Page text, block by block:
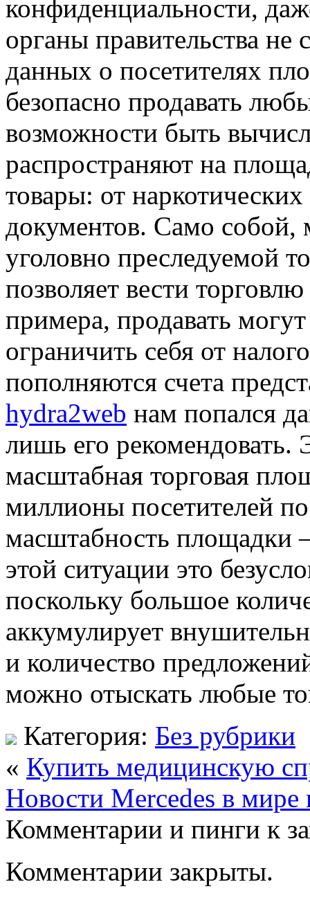
конфиденциальности,
органы правительства
данных о посетителях
безопасно продавать
возможности быть
распространяют на
товары: от
документов. Само собой,
уголовно преследуемой
позволяет вести
примера, продавать
ограничить себя от
пополняются счета
hydra2web нам попался
лишь его рекомендовать.
масштабная торговая
миллионы посетителей
масштабность площадки
этой ситуации это
поскольку большое
аккумулирует
и количество
можно отыскать любые
Категория: Без рубрики
« Купить медицинскую
Новости Mercedes в мире
Комментарии и пинги к
Комментарии закрыты.